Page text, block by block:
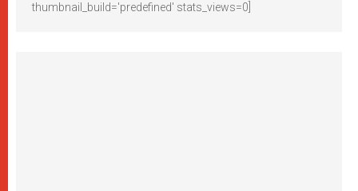
thumbnail_build='predefined' stats_views=0]